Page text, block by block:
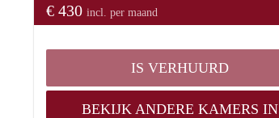
€ 430 incl. per maand
IS VERHUURD
BEKIJK ANDERE KAMERS IN